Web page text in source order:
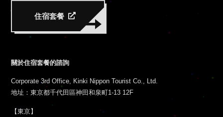
住宿套餐
關於住宿套餐的諮詢
Corporate 3rd Office, Kinki Nippon Tourist Co., Ltd.
地址：東京都千代田區神田和泉町1-13 12F
【東京】